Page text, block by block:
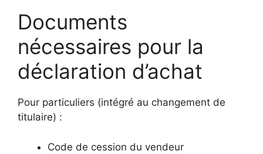
Documents
nécessaires pour la
déclaration d’achat
Pour particuliers (intégré au changement de
titulaire) :
Code de cession du vendeur